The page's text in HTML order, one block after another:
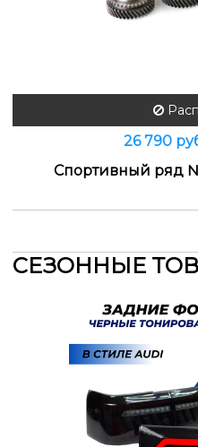
26 790
Спортивный ряд
СЕЗОННЫЕ